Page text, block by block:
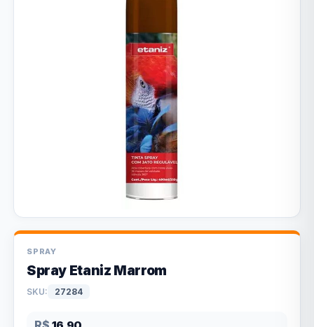
SPRAY
Spray Etaniz Marrom
SKU: 27284